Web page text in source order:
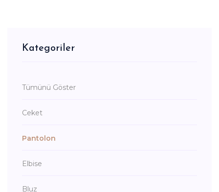
Kategoriler
Tümünü Göster
Ceket
Pantolon
Elbise
Bluz